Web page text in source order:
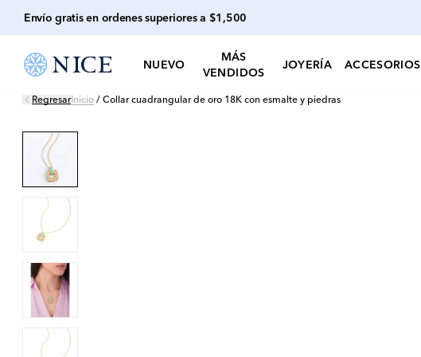
Envío gratis en ordenes superiores a $1,500
NUEVO
MÁS
VENDIDOS
JOYERÍA ACCESORIOS
RegresarInicio / Collar cuadrangular de oro 18K con esmalte y piedras